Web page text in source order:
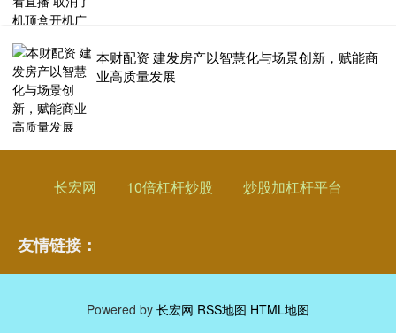
本财配资 建发房产以智慧化与场景创新，赋能商
业高质量发展
长宏网 10倍杠杆炒股 炒股加杠杆平台
友情链接：
Powered by 长宏网 RSS地图 HTML地图